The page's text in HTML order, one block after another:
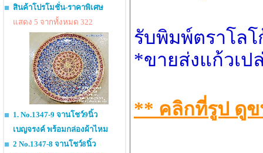
สินค้าโปรโมชั่น-ราคาพิเศษ
แสดง 5 จากทั้งหมด 322
1. No.1347-9 จานโชว์9นิ้ว
เบญจรงค์ พร้อมกล่องผ้าไหม
2 No.1347-8 จานโชว์8นิ้ว
รับพิมพ์ตราโล
*ขายส่งแก้วเป
** คลิกที่รูป ดู